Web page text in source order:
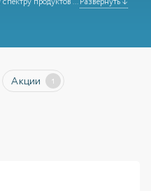
Акции 1